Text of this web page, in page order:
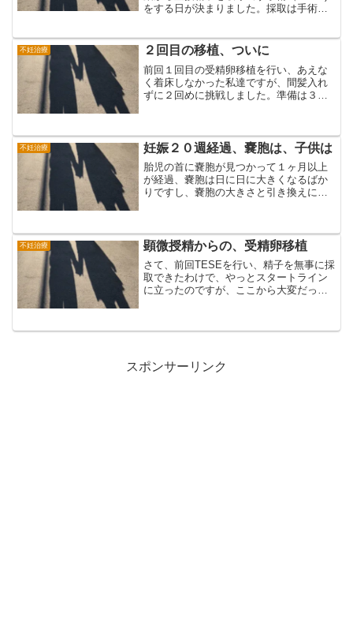
をする日が決まりました。採取は手術を
よりも、精子がある確率が高いという判
断の元でした。TES...
不妊治療 ２回目の移植、ついに
前回１回目の受精卵移植を行い、あえな
く着床しなかった私達ですが、間髪入れ
ずに２回めに挑戦しました。準備は３月
にしないほうがいい顕微授...
不妊治療 妊娠２０週経過、嚢胞は、子供は
胎児の首に嚢胞が見つかって１ヶ月以上
が経過、嚢胞は日に日に大きくなるばか
りですし、嚢胞の大きさと引き換えに、
りました。胎児が飲み込み排...
不妊治療 顕微授精からの、受精卵移植
さて、前回TESEを行い、精子を無事に採
取できたわけで、やっとスタートライン
に立ったのですが、ここから大変だった
終えていた妻。採卵自体もかなり辛かっ
スポンサーリンク